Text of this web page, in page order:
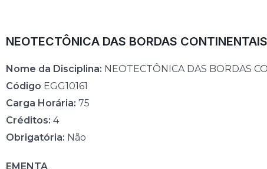
NEOTECTÔNICA DAS BORDAS CONTINENTAIS
Nome da Disciplina: NEOTECTÔNICA DAS BORDAS
Código EGG10161
Carga Horária: 75
Créditos: 4
Obrigatória: Não
EMENTA